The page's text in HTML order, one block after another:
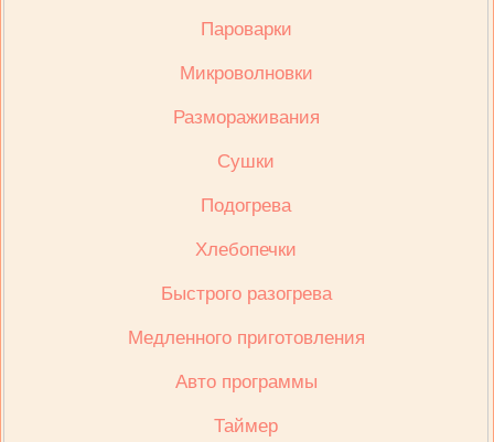
Пароварки
Микроволновки
Размораживания
Сушки
Подогрева
Хлебопечки
Быстрого разогрева
Медленного приготовления
Авто программы
Таймер